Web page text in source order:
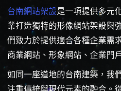
台南網站架設是一項提供多元
業打造獨特的形像網站架設與
們致力於提供適合各種企業需
商業網站、形象網站、企業門
如同一座道地的台南建築，我